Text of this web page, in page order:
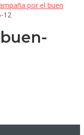
por el buen
12